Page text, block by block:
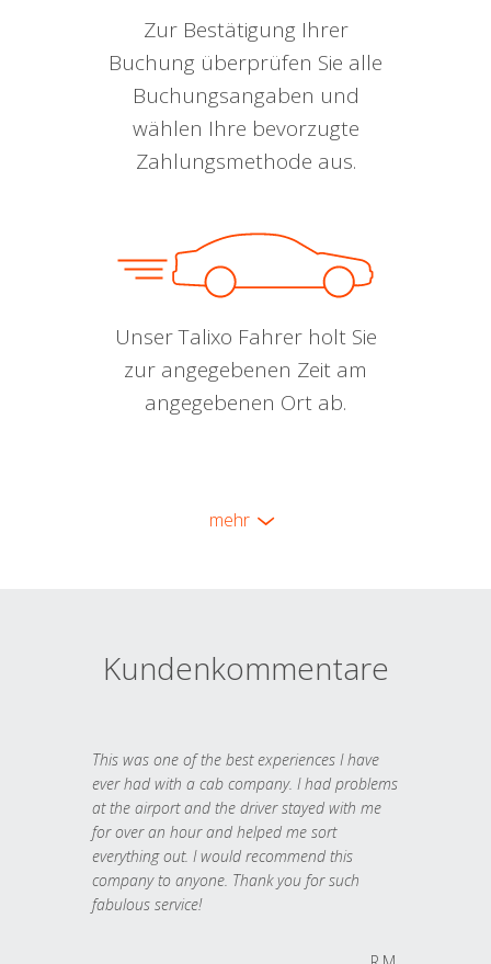
Zur Bestätigung Ihrer
Buchung überprüfen Sie alle
Buchungsangaben und
wählen Ihre bevorzugte
Zahlungsmethode aus.
Unser Talixo Fahrer holt Sie
zur angegebenen Zeit am
angegebenen Ort ab.
mehr
Kundenkommentare
This was one of the best experiences I have
ever had with a cab company. I had problems
at the airport and the driver stayed with me
for over an hour and helped me sort
everything out. I would recommend this
company to anyone. Thank you for such
fabulous service!